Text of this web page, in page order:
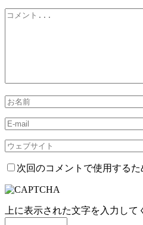
次回のコメントで使用する
上に表示された文字を入力して